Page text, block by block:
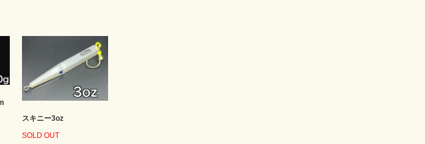
スキニー3oz
SOLD OUT